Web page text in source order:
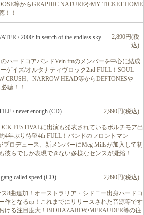
等からGRAPHIC NATUREやMY TICKET HOME
！！
/ 2000: in search of the endless sky
2,890円(税
込)
ハードコアバンドVein.fmのメンバーを中心に結成
ゲイズ/オルタナティヴロック2nd FULL！SOUL
CRUSH、NARROW HEAD等からDEFTONESや
聴！！
/ never enough (CD) 2,990円(税込)
FESTIVALに出演も発表されているボルチモア出
4年ぶり待望4th FULL！バンドのフロントマン
プロデュース、新メンバーにMeg Millsが加入して初
彼らでしか表現できない多様なセンスが凝縮！
called speed (CD) 2,890円(税込)
8曲追加！オーストラリア・シドニー出身ハードコ
作となるep！これまでにリリースされた音源等です
ける注目度大！BIOHAZARDやMERAUDER等の往